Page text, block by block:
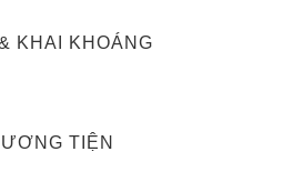
KHAI KHOÁNG
TIỆN